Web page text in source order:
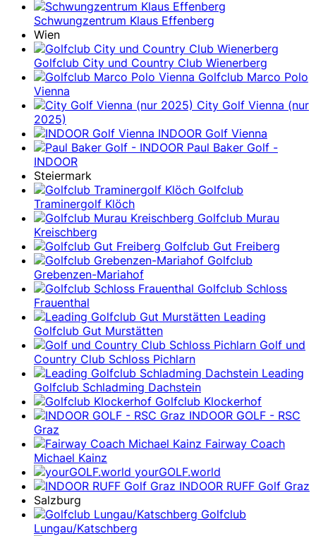
Schwungzentrum Klaus Effenberg
Wien
Golfclub City und Country Club Wienerberg
Golfclub Marco Polo
Vienna
City Golf Vienna (nur
2025)
INDOOR Golf Vienna
Paul Baker Golf -
INDOOR
Steiermark
Golfclub
Traminergolf Klöch
Golfclub Murau
Kreischberg
Golfclub Gut Freiberg
Golfclub
Grebenzen-Mariahof
Golfclub Schloss
Frauenthal
Leading
Golfclub Gut Murstätten
Golf und
Country Club Schloss Pichlarn
Leading
Golfclub Schladming Dachstein
Golfclub Klockerhof
INDOOR GOLF - RSC
Graz
Fairway Coach
Michael Kainz
yourGOLF.world
INDOOR RUFF Golf Graz
Salzburg
Golfclub
Lungau/Katschberg